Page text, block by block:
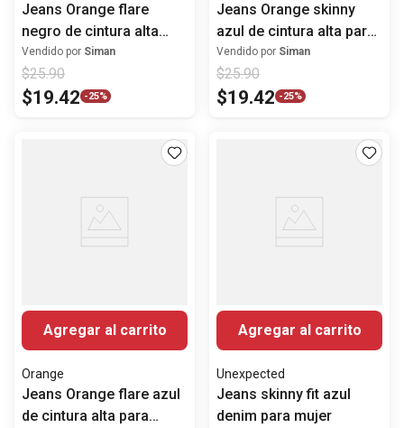
Jeans Orange flare
negro de cintura alta
para mujer
Vendido por Siman
$25.90
$19.42 -25%
Jeans Orange skinny
azul de cintura alta para
mujer
Vendido por Siman
$25.90
$19.42 -25%
Agregar al carrito
Orange
Jeans Orange flare azul
de cintura alta para
Agregar al carrito
Unexpected
Jeans skinny fit azul
denim para mujer